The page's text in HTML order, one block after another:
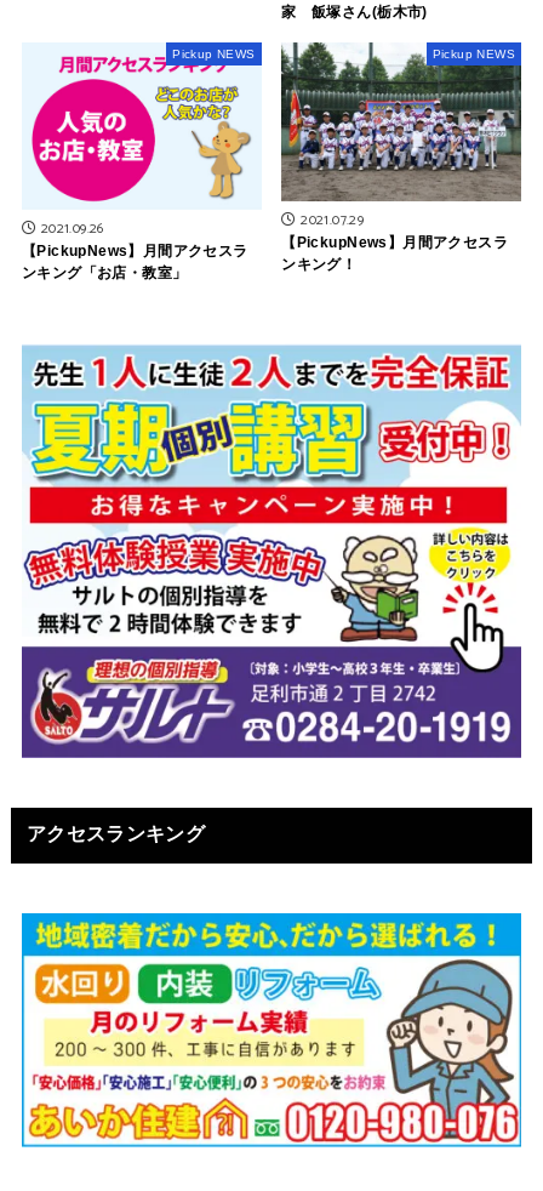
家 飯塚さん(栃木市)
Pickup NEWS
2021.09.26
【PickupNews】月間アクセスラ
ンキング「お店・教室」
Pickup NEWS
2021.07.29
【PickupNews】月間アクセスラ
ンキング！
アクセスランキング